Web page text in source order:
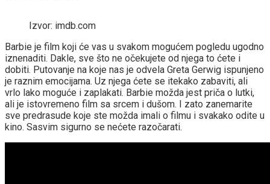
Izvor: imdb.com
Barbie je film koji će vas u svakom mogućem pogledu ugodno
iznenaditi. Dakle, sve što ne očekujete od njega to ćete i
dobiti. Putovanje na koje nas je odvela Greta Gerwig ispunjeno
je raznim emocijama. Uz njega ćete se itekako zabaviti, ali
vrlo lako moguće i zaplakati. Barbie možda jest priča o lutki,
ali je istovremeno film sa srcem i dušom. I zato zanemarite
sve predrasude koje ste možda imali o filmu i svakako odite u
kino. Sasvim sigurno se nećete razočarati.